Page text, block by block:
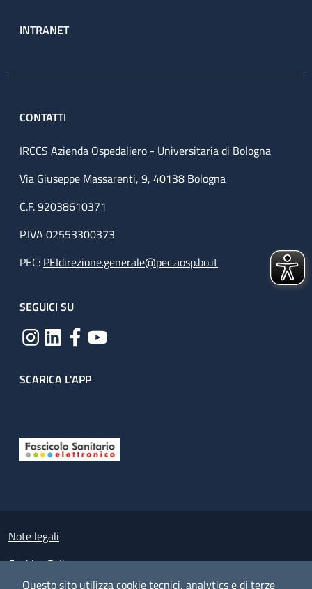
Questo sito utilizza cookie tecnici, analytics e di terze
INTRANET
CONTATTI
IRCCS Azienda Ospedaliero - Universitaria di Bologna
Via Giuseppe Massarenti, 9, 40138 Bologna
C.F. 92038610371
P.IVA 02553300373
PEC: PEIdirezione.generale@pec.aosp.bo.it
SEGUICI SU
SCARICA L'APP
Small prints
Note legali
Cookies Policy